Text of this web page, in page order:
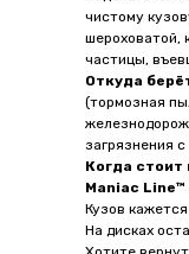
чистому
шероховатой,
частицы,
Откуда
(тормозная
загрязнения
Когда стоит
Maniac Line™
Кузов
На дисках